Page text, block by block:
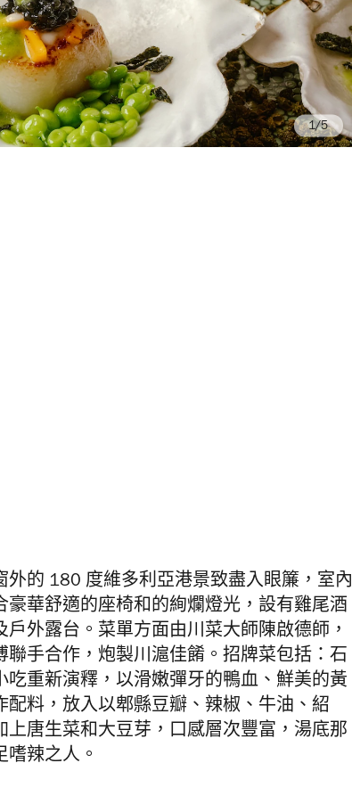
/5
外的 180 度維多利亞港景致盡入眼簾， 室內
華舒適的座椅和的絢爛燈光，設有雞尾酒
外露台。菜單方面由川菜大師陳啟德師，
聯手合作，炮製川滬佳餚 。招牌菜包括：石
重新演釋，以滑嫩彈牙的鴨血、鮮美的黃
料，放入以郫縣豆瓣、辣椒、牛油、紹
唐生菜和大豆芽，口感層次豐富，湯底那
辣之人。